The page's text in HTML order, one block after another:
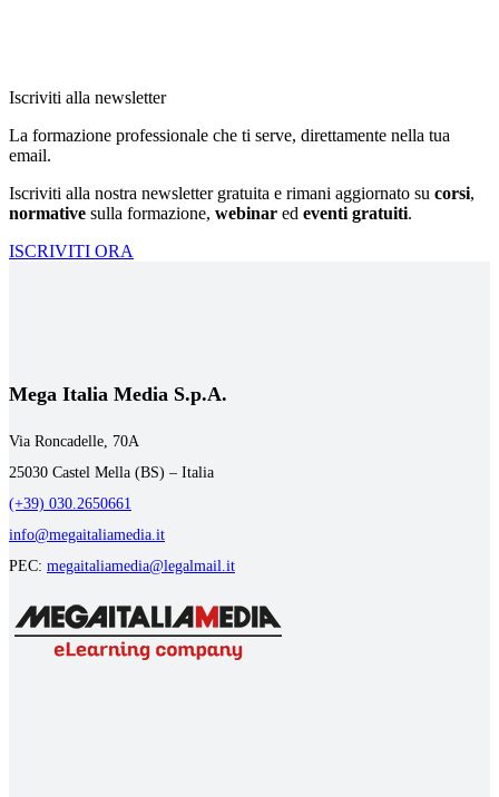
Iscriviti alla newsletter
La formazione professionale che ti serve, direttamente nella tua
email.
Iscriviti alla nostra newsletter gratuita e rimani aggiornato su corsi,
normative sulla formazione, webinar ed eventi gratuiti.
ISCRIVITI ORA
Mega Italia Media S.p.A.
Via Roncadelle, 70A
25030 Castel Mella (BS) – Italia
(+39) 030.2650661
info@megaitaliamedia.it
PEC: megaitaliamedia@legalmail.it